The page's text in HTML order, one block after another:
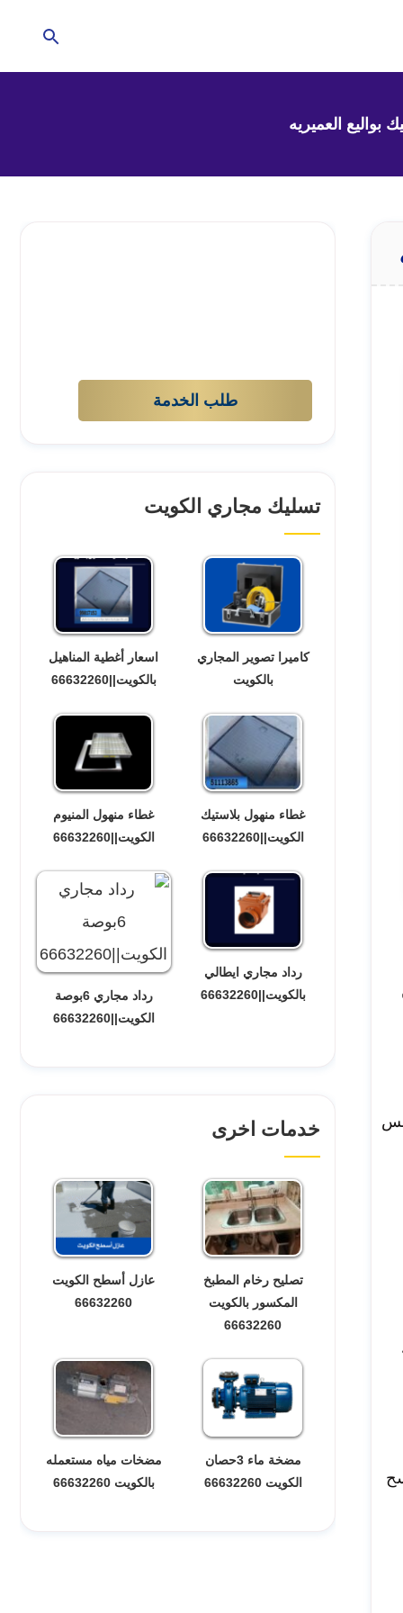
طلب الخدمة
تسليك مجاري الكويت
كاميرا تصوير المجاري
بالكويت
اسعار أغطية المناهيل
بالكويت||66632260
غطاء منهول بلاستيك
الكويت||66632260
غطاء منهول المنيوم
الكويت||66632260
رداد مجاري ايطالي
بالكويت||66632260
رداد مجاري 6بوصة
الكويت||66632260
خدمات اخرى
تصليح رخام المطبخ
المكسور بالكويت
66632260
عازل أسطح الكويت
66632260
مضخة ماء 3حصان
الكويت 66632260
مضخات مياه مستعمله
بالكويت 66632260